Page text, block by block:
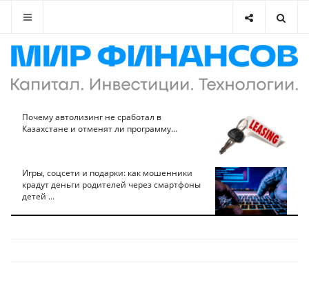
Почему автолизинг не сработал в
Казахстане и отменят ли программу...
Игры, соцсети и подарки: как мошенники
крадут деньги родителей через смартфоны
детей ...